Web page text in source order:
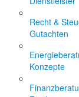
Recht &
Gutachten
Konzepte